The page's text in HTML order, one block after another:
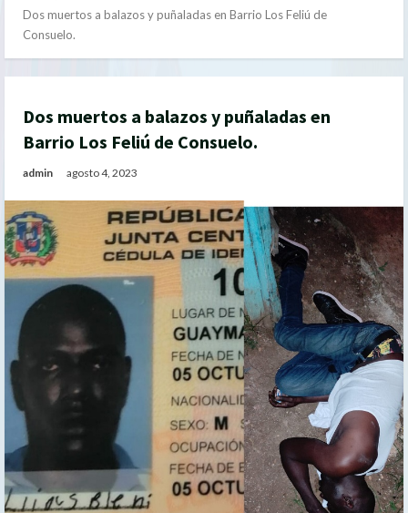
Dos muertos a balazos y puñaladas en Barrio Los Feliú de
Consuelo.
Dos muertos a balazos y puñaladas en
Barrio Los Feliú de Consuelo.
admin agosto 4, 2023